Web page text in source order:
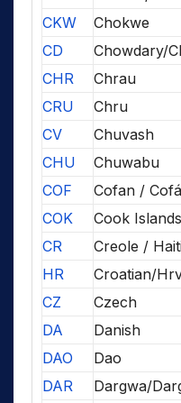
CKW
Chokwe
CD
Chowdary/
CHR
Chrau
CRU
Chru
CV
Chuvash
CHU
Chuwabu
COF
Cofan /
COK
Cook
CR
Creole /
HR
Croatian/
CZ
Czech
DA
Danish
DAO
Dao
DAR
Dargwa/